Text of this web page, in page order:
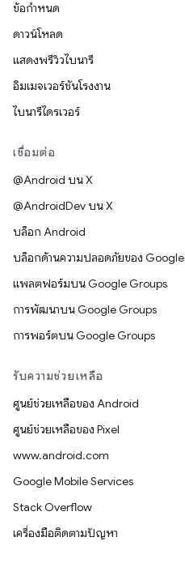
ข้อกำหนด
ดาวน์โหลด
แสดงพรีวิวไบนารี
อิมเมจเวอร์ชันโรงงาน
ไบนารีไดรเวอร์
เชื่อมต่อ
@Android บน X
@AndroidDev บน X
บล็อก Android
บล็อกด้านความปลอดภัยของ Google
แพลตฟอร์มบน Google Groups
การพัฒนาบน Google Groups
การพอร์ตบน Google Groups
รับความช่วยเหลือ
ศูนย์ช่วยเหลือของ Android
ศูนย์ช่วยเหลือของ Pixel
www.android.com
Google Mobile Services
Stack Overflow
เครื่องมือติดตามปัญหา